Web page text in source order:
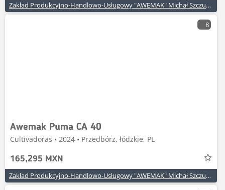
Zakład Produkcyjno-Handlowo-Usługowy "AWEMAK" Michał Szczuraszek
8
Awemak Puma CA 40
Cultivadoras • 2024 • Przedbórz, łódzkie, PL
165,295 MXN
Zakład Produkcyjno-Handlowo-Usługowy "AWEMAK" Michał Szczuraszek